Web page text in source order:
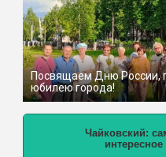
Посвящаем Дню России,
юбилею города!
Чайковский:
интересное